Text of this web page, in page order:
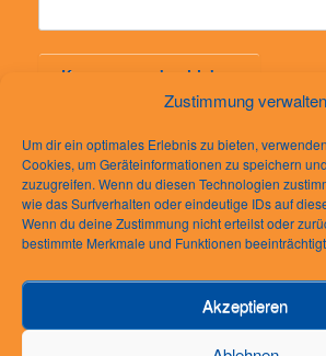
Zustimmung verwalten
Um dir ein optimales Erlebnis zu bieten,
Cookies, um Geräteinformationen zu speichern
zuzugreifen. Wenn du diesen Technologien
wie das Surfverhalten oder eindeutige IDs auf
Wenn du deine Zustimmung nicht erteilst oder
bestimmte Merkmale und Funktionen
Akzeptieren
Rechtliches
Impressum
Datenschutzerklärung
Cookie-Richtlinie (EU)